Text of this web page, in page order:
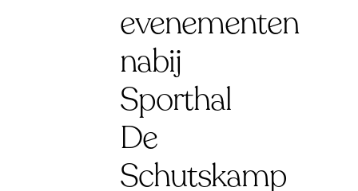
evenementen
nabij
Sporthal
De
Schutskamp